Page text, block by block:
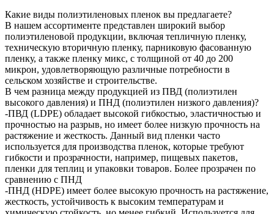
Какие виды полиэтиленовых пленок вы предлагаете?
В нашем ассортименте представлен широкий выбор
полиэтиленовой продукции, включая тепличную пленку,
техническую вторичную пленку, парниковую фасованную
пленку, а также пленку микс, с толщиной от 40 до 200
микрон, удовлетворяющую различные потребности в
сельском хозяйстве и строительстве.
В чем разница между продукцией из ПВД (полиэтилен
высокого давления) и ПНД (полиэтилен низкого давления)?
-ПВД (LDPE) обладает высокой гибкостью, эластичностью и
прочностью на разрыв, но имеет более низкую прочность на
растяжение и жесткость. Данный вид пленки часто
используется для производства пленок, которые требуют
гибкости и прозрачности, например, пищевых пакетов,
пленки для теплиц и упаковки товаров. Более прозрачен по
сравнению с ПНД
-ПНД (HDPE) имеет более высокую прочность на растяжение,
жесткость, устойчивость к высоким температурам и